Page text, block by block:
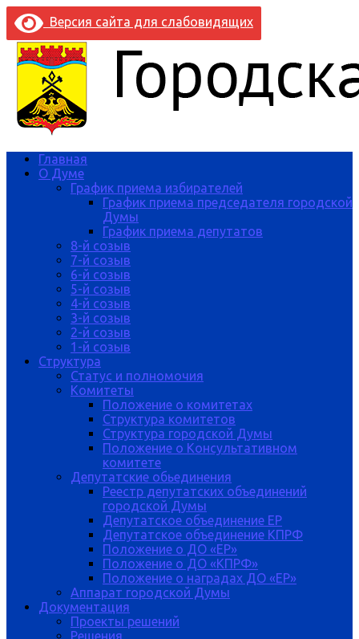
Версия сайта для слабовидящих
Главная
О Думе
График приема избирателей
График приема председателя городской
Думы
График приема депутатов
8-й созыв
7-й созыв
6-й созыв
5-й созыв
4-й созыв
3-й созыв
2-й созыв
1-й созыв
Структура
Статус и полномочия
Комитеты
Положение о комитетах
Структура комитетов
Структура городской Думы
Положение о Консультативном
комитете
Депутатские обьединения
Реестр депутатских объединений
городской Думы
Депутатское объединение ЕР
Депутатское объединение КПРФ
Положение о ДО «ЕР»
Положение о ДО «КПРФ»
Положение о наградах ДО «ЕР»
Аппарат городской Думы
Документация
Проекты решений
Решения